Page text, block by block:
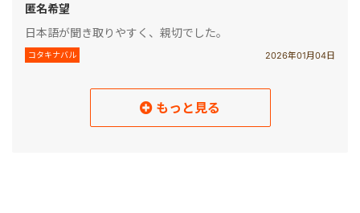
匿名希望
日本語が聞き取りやすく、親切でした。
コタキナバル 2026年01月04日
もっと見る